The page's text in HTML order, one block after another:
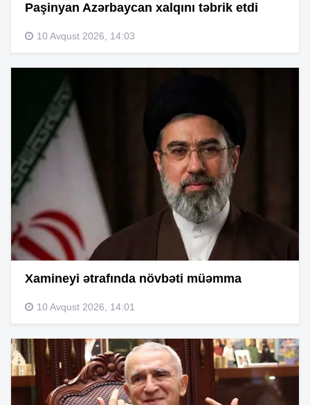
Paşinyan Azərbaycan xalqını təbrik etdi
10 Avqust 2026, 14:03
Xamineyi ətrafında növbəti müəmma
10 Avqust 2026, 14:01